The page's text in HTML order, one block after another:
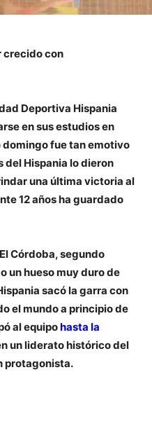
crecido con
Deportiva Hispania
en sus estudios en
domingo fue tan emotivo
del Hispania lo dieron
una última victoria al
12 años ha guardado
El Córdoba, segundo
un hueso muy duro de
sacó la garra con
el mundo a principio de
al equipohasta la
un liderato histórico del
protagonista.